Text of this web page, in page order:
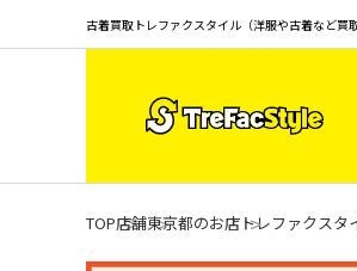
古着買取トレファクスタイル（洋服や古着など買
TOP店舗東京都のお店 トレファクス